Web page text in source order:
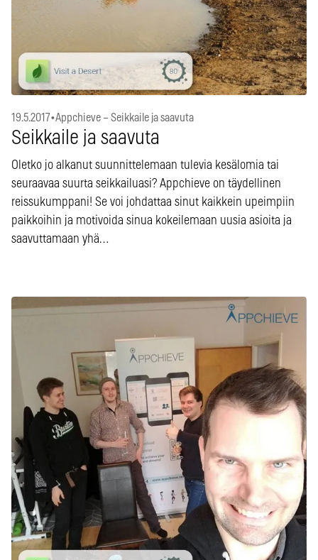
19.5.2017•Appchieve – Seikkaile ja saavuta
Seikkaile ja saavuta
Oletko jo alkanut suunnittelemaan tulevia kesälomia tai
seuraavaa suurta seikkailuasi? Appchieve on täydellinen
reissukumppani! Se voi johdattaa sinut kaikkein upeimpiin
paikkoihin ja motivoida sinua kokeilemaan uusia asioita ja
saavuttamaan yhä…